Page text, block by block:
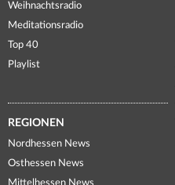
Weihnachtsradio
Meditationsradio
Top 40
Playlist
REGIONEN
Nordhessen News
Osthessen News